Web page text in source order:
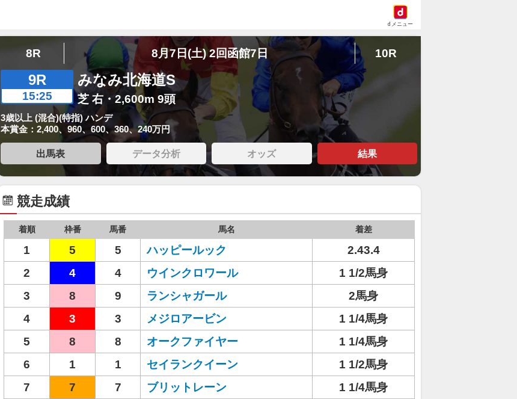
dメニュー
8R 8月7日(土) 2回函館7日 10R
9R
15:25
みなみ北海道S
芝 右・2,600m 9頭
3歳以上 (混合)(特指) ハンデ
本賞金：2,400、960、600、360、240万円
出馬表 データ分析 オッズ 結果
競走成績
着順 枠番 馬番 馬名 着差
1 5 5 ハッピールック
2.43.4
2
4 4 ウインクロワール
1 1/2馬身
3
8 9 ランシャガール
2馬身
4
3 3 メジロアービン
1 1/4馬身
5
8 8 オークファイヤー
1 1/4馬身
6
1 1 セイランクイーン
1 1/2馬身
7
7 7 ブリットレーン
1 1/4馬身